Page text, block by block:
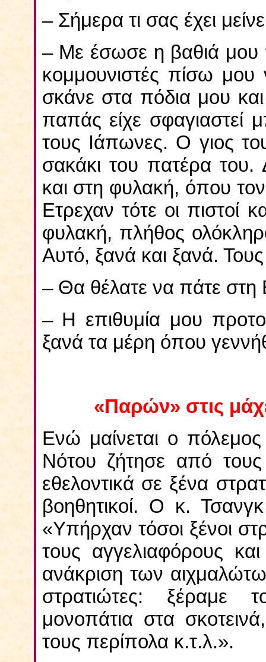
– Σήμερα τι σας έχει
– Με έσωσε η βαθιά μου
κομμουνιστές πίσω
σκάνε στα πόδια μου
παπάς είχε σφαγιαστεί
τους Ιάπωνες. Ο γιος
σακάκι του πατέρα
και στη φυλακή, όπου
Ετρεχαν τότε οι πιστοί
φυλακή, πλήθος
Αυτό, ξανά και ξανά.
– Θα θέλατε να πάτε στη
– Η επιθυμία μου
ξανά τα μέρη όπου
«Παρών» στις
Ενώ μαίνεται ο
Νότου ζήτησε από
εθελοντικά σε ξένα
βοηθητικοί. Ο κ.
«Υπήρχαν τόσοι ξένοι
τους αγγελιαφόρους
ανάκριση των
στρατιώτες: ξέραμε
μονοπάτια στα
τους περίπολα κ.τ.λ.».